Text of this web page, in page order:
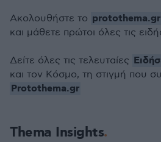
Thema Insights
Ακολουθήστε το
και μάθετε πρώτοι όλες τις
Δείτε όλες τις τελευταίες
και τον Κόσμο, τη στιγμή που
Protothema.gr